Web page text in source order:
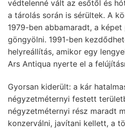
védtelenné vált az esőtől és
a tárolás során is sérültek. A
1979-ben abbamaradt, a
göngyölni. 1991-ben
helyreállítás, amikor egy
Ars Antiqua nyerte el a
Gyorsan kiderült: a kár
négyzetméternyi festett
négyzetméternyi rész maradt
konzerválni, javítani kellett, a